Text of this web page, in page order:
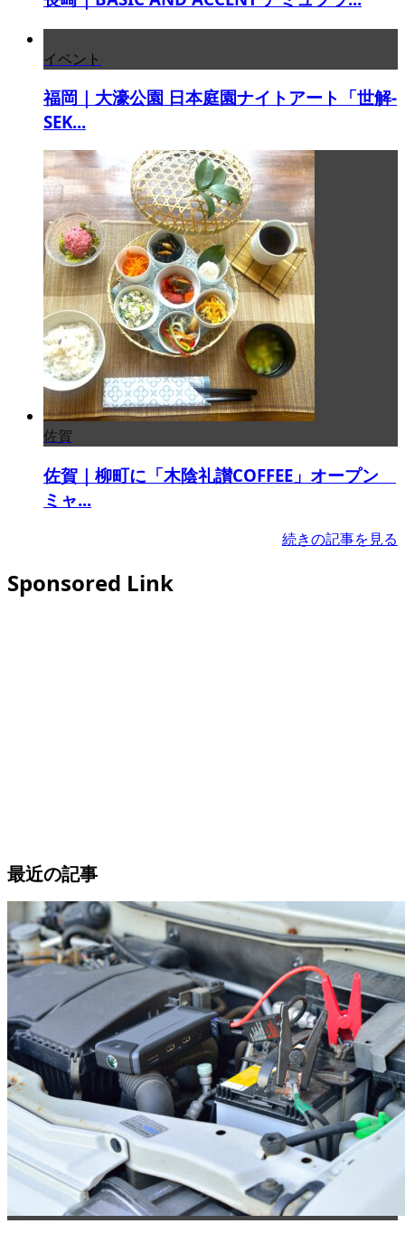
イベント
福岡｜大濠公園 日本庭園ナイトアート「世解-
SEK...
佐賀
佐賀｜柳町に「木陰礼讃COFFEE」オープン
ミャ...
続きの記事を見る
Sponsored Link
最近の記事